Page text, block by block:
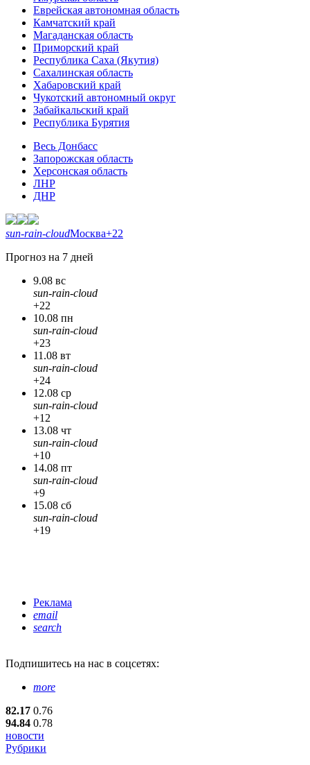
Еврейская автономная область
Камчатский край
Магаданская область
Приморский край
Республика Саха (Якутия)
Сахалинская область
Хабаровский край
Чукотский автономный округ
Забайкальский край
Республика Бурятия
Весь Донбасс
Запорожская область
Херсонская область
ЛНР
ДНР
sun-rain-cloudМосква+22
Прогноз на 7 дней
9.08 вс
sun-rain-cloud
+22
10.08 пн
sun-rain-cloud
+23
11.08 вт
sun-rain-cloud
+24
12.08 ср
sun-rain-cloud
+12
13.08 чт
sun-rain-cloud
+10
14.08 пт
sun-rain-cloud
+9
15.08 сб
sun-rain-cloud
+19
Реклама
email
search
Подпишитесь на нас в соцсетях:
more
82.17 0.76
94.84 0.78
новости
Рубрики